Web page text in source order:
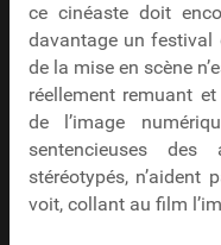
ce cinéaste doit
davantage un festival
de la mise en scène
réellement remuant
de l’image
sentencieuses des
stéréotypés, n’aident
voit, collant au film